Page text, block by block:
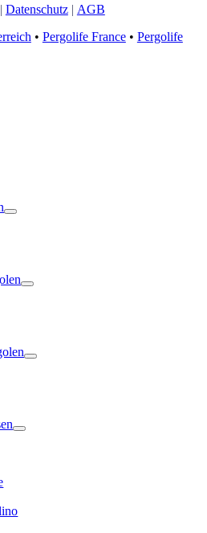
| Datenschutz | AGB
• Pergolife France• Pergolife